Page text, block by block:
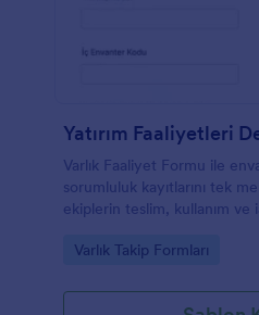
Varlık Faaliyet Formu ile
sorumluluk kayıtlarını tek
ekiplerin teslim, kullanım
Go to Category:
Varlık Takip Formları